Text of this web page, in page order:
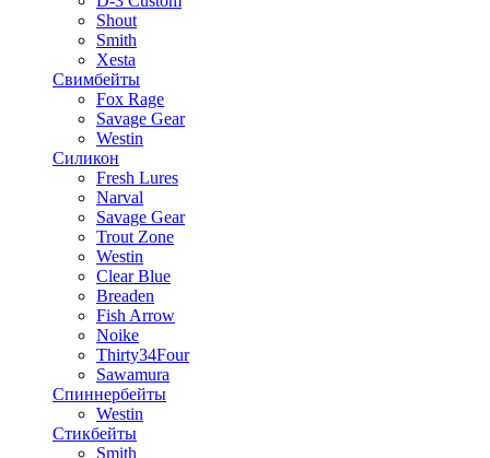
Shout
Smith
Xesta
Свимбейты
Fox Rage
Savage Gear
Westin
Силикон
Fresh Lures
Narval
Savage Gear
Trout Zone
Westin
Clear Blue
Breaden
Fish Arrow
Noike
Thirty34Four
Sawamura
Спиннербейты
Westin
Стикбейты
Smith